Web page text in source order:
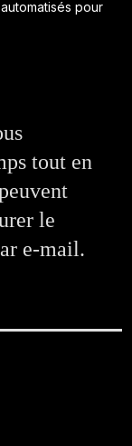
tout en
le
e-mail.